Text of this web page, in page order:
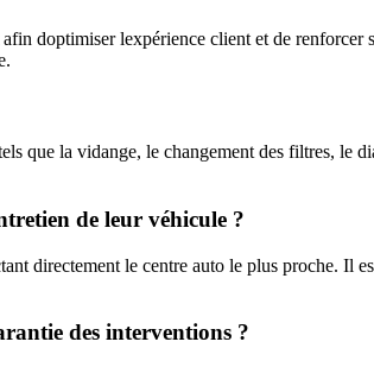
doptimiser lexpérience client et de renforcer
que la vidange, le changement des filtres, le
de leur véhicule ?
directement le centre auto le plus proche. Il
des interventions ?